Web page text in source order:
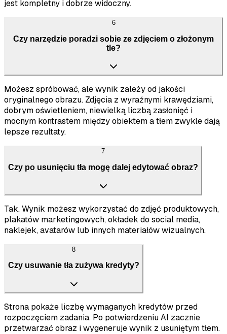
jest kompletny i dobrze widoczny.
6
Czy narzędzie poradzi sobie ze zdjęciem o złożonym
tle?
Możesz spróbować, ale wynik zależy od jakości
oryginalnego obrazu. Zdjęcia z wyraźnymi krawędziami,
dobrym oświetleniem, niewielką liczbą zasłonięć i
mocnym kontrastem między obiektem a tłem zwykle dają
lepsze rezultaty.
7
Czy po usunięciu tła mogę dalej edytować obraz?
Tak. Wynik możesz wykorzystać do zdjęć produktowych,
plakatów marketingowych, okładek do social media,
naklejek, avatarów lub innych materiałów wizualnych.
8
Czy usuwanie tła zużywa kredyty?
Strona pokaże liczbę wymaganych kredytów przed
rozpoczęciem zadania. Po potwierdzeniu AI zacznie
przetwarzać obraz i wygeneruje wynik z usuniętym tłem.